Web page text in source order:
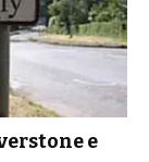
e